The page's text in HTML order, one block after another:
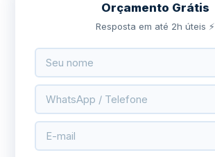
Orçamento Grátis
Resposta em até 2h úteis ⚡